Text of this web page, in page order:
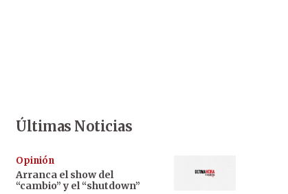
Últimas Noticias
Opinión
Arranca el show del
“cambio” y el “shutdown”